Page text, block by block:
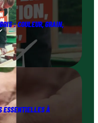
: COULEUR, GRAIN,
ESSENTIELLES À